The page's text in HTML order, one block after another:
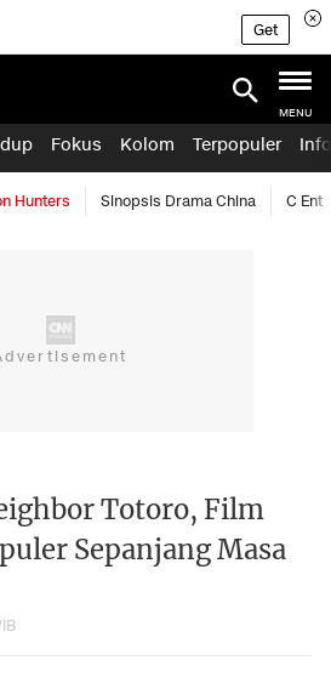
Get
MENU
Fokus Kolom Terpopuler
Hunters Sinopsis Drama China C Ent
Totoro, Film
Sepanjang Masa